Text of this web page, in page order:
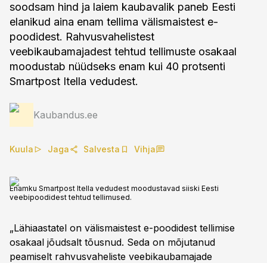
soodsam hind ja laiem kaubavalik paneb Eesti
elanikud aina enam tellima välismaistest e-
poodidest. Rahvusvahelistest
veebikaubamajadest tehtud tellimuste osakaal
moodustab nüüdseks enam kui 40 protsenti
Smartpost Itella vedudest.
Kaubandus.ee
Kuula Jaga Salvesta Vihja
Enamku Smartpost Itella vedudest moodustavad siiski Eesti
veebipoodidest tehtud tellimused.
„Lähiaastatel on välismaistest e-poodidest tellimise
osakaal jõudsalt tõusnud. Seda on mõjutanud
peamiselt rahvusvaheliste veebikaubamajade